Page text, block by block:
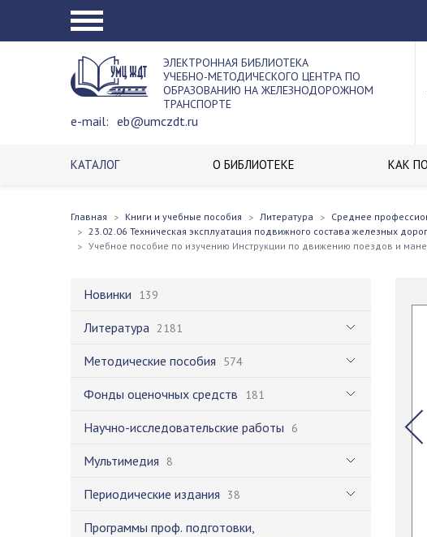
ЭЛЕКТРОННАЯ БИБЛИОТЕКА
УЧЕБНО-МЕТОДИЧЕСКОГО ЦЕНТРА ПО
ОБРАЗОВАНИЮ НА ЖЕЛЕЗНОДОРОЖНОМ
ТРАНСПОРТЕ
e-mail: eb@umczdt.ru
КАТАЛОГ О БИБЛИОТЕКЕ КАК
Главная Книги и учебные пособия Литература Среднее
23.02.06 Техническая эксплуатация подвижного состава железных дорог
Учебное пособие по изучению Инструкции по движению поездов и
Новинки 139
Литература 2181
Методические пособия 574
Фонды оценочных средств 181
Научно-исследовательские работы 6
Мультимедия 8
Периодические издания 38
Программы проф. подготовки,